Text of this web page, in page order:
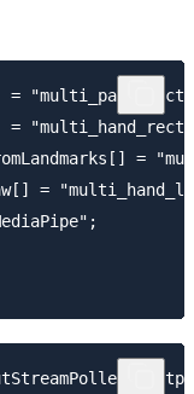
=
=
=
=